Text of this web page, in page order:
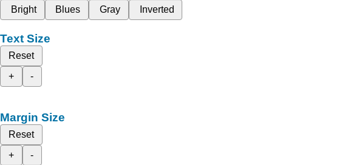
Bright
Blues Gray Inverted
Text Size
Reset
+
-
Margin Size
Reset
+
-